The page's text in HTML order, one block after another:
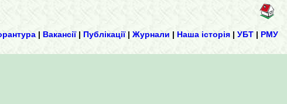
| Вакансії|Публікації| Журнали | Наша історія | УБТ | РМУ